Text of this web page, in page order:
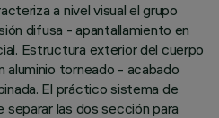
a nivel visual el grupo
difusa - apantallamiento en
Estructura exterior del cuerpo
torneado - acabado
El práctico sistema de
las dos sección para